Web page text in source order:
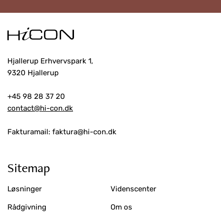
Hjallerup Erhvervspark 1,
9320 Hjallerup
+45 98 28 37 20
contact@hi-con.dk
Fakturamail: faktura@hi-con.dk
Sitemap
Løsninger
Rådgivning
Videnscenter
Om os